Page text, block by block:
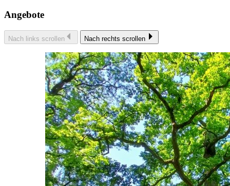
Angebote
Nach links scrollen Nach rechts scrollen